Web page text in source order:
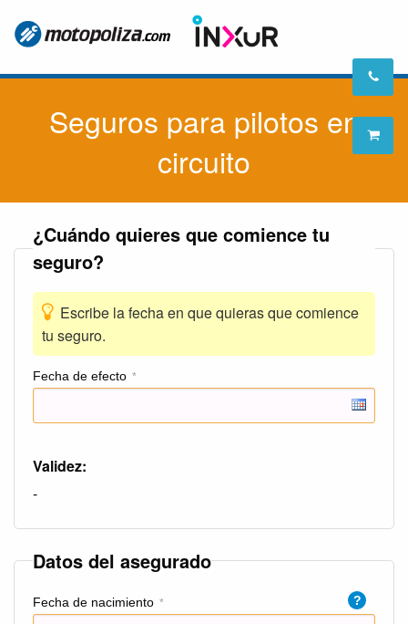
Seguros para pilotos en
circuito
¿Cuándo quieres que comience tu
seguro?
Escribe la fecha en que quieras que comience
tu seguro.
Fecha de efecto *
Validez:
-
Datos del asegurado
Fecha de nacimiento * ?